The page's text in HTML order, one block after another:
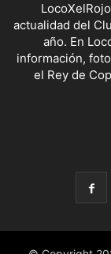
actualidad del
año. En
información,
el Rey de